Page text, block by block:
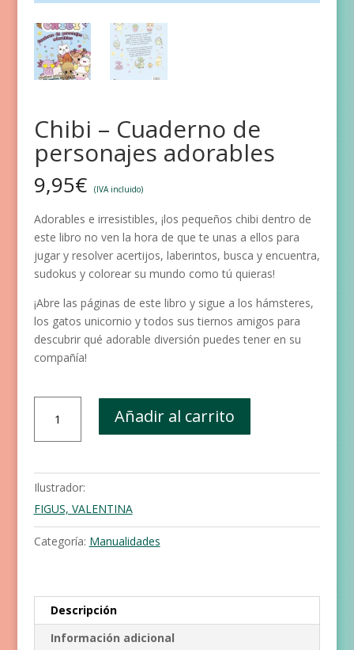
Chibi – Cuaderno de
personajes adorables
9,95€ (IVA incluido)
Adorables e irresistibles, ¡los pequeños chibi dentro de
este libro no ven la hora de que te unas a ellos para
jugar y resolver acertijos, laberintos, busca y encuentra,
sudokus y colorear su mundo como tú quieras!
¡Abre las páginas de este libro y sigue a los hámsteres,
los gatos unicornio y todos sus tiernos amigos para
descubrir qué adorable diversión puedes tener en su
compañía!
Cuaderno
personajes
adorables
cantidad
Añadir al carrito
Ilustrador:
FIGUS, VALENTINA
Categoría: Manualidades
Descripción
Información adicional